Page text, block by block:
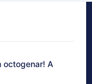
octogenar! A